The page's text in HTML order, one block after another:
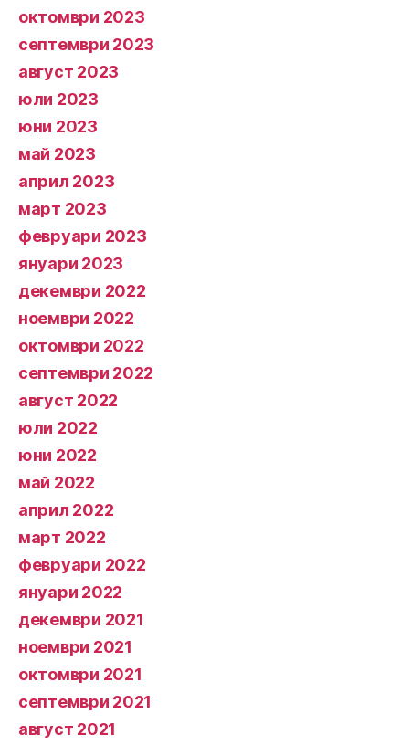
октомври 2023
септември 2023
август 2023
юли 2023
юни 2023
май 2023
април 2023
март 2023
февруари 2023
януари 2023
декември 2022
ноември 2022
октомври 2022
септември 2022
август 2022
юли 2022
юни 2022
май 2022
април 2022
март 2022
февруари 2022
януари 2022
декември 2021
ноември 2021
октомври 2021
септември 2021
август 2021